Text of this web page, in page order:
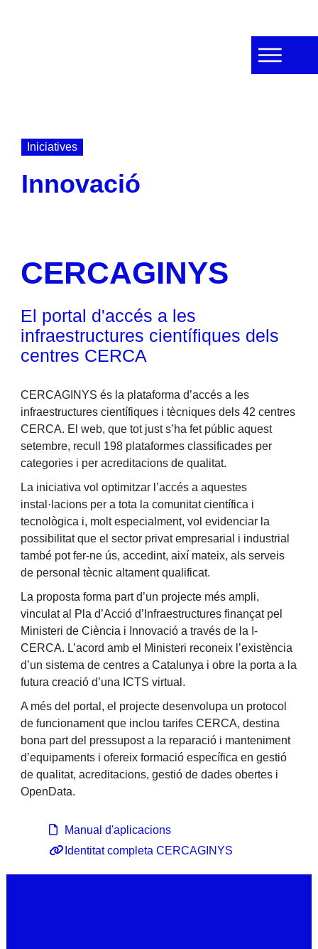
Iniciatives
Innovació
CERCAGINYS
El portal d'accés a les
infraestructures científiques dels
centres CERCA
CERCAGINYS és la plataforma d’accés a les
infraestructures científiques i tècniques dels 42 centres
CERCA. El web, que tot just s’ha fet públic aquest
setembre, recull 198 plataformes classificades per
categories i per acreditacions de qualitat.
La iniciativa vol optimitzar l’accés a aquestes
instal·lacions per a tota la comunitat científica i
tecnològica i, molt especialment, vol evidenciar la
possibilitat que el sector privat empresarial i industrial
també pot fer-ne ús, accedint, així mateix, als serveis
de personal tècnic altament qualificat.
La proposta forma part d’un projecte més ampli,
vinculat al Pla d’Acció d’Infraestructures finançat pel
Ministeri de Ciència i Innovació a través de la I-
CERCA. L’acord amb el Ministeri reconeix l’existència
d’un sistema de centres a Catalunya i obre la porta a la
futura creació d’una ICTS virtual.
A més del portal, el projecte desenvolupa un protocol
de funcionament que inclou tarifes CERCA, destina
bona part del pressupost a la reparació i manteniment
d’equipaments i ofereix formació específica en gestió
de qualitat, acreditacions, gestió de dades obertes i
OpenData.
Manual d'aplicacions
Identitat completa CERCAGINYS